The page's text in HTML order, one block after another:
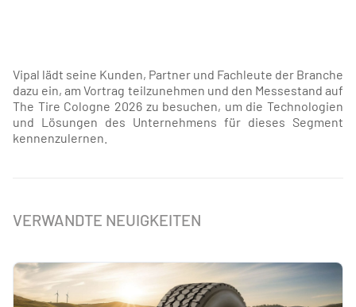
Vipal lädt seine Kunden, Partner und Fachleute der Branche
dazu ein, am Vortrag teilzunehmen und den Messestand auf
The Tire Cologne 2026 zu besuchen, um die Technologien
und Lösungen des Unternehmens für dieses Segment
kennenzulernen.
VERWANDTE NEUIGKEITEN